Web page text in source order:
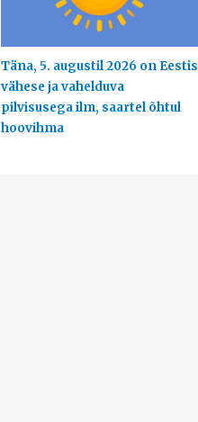
Täna, 5. augustil 2026 on Eestis
vähese ja vahelduva
pilvisusega ilm, saartel õhtul
hoovihma